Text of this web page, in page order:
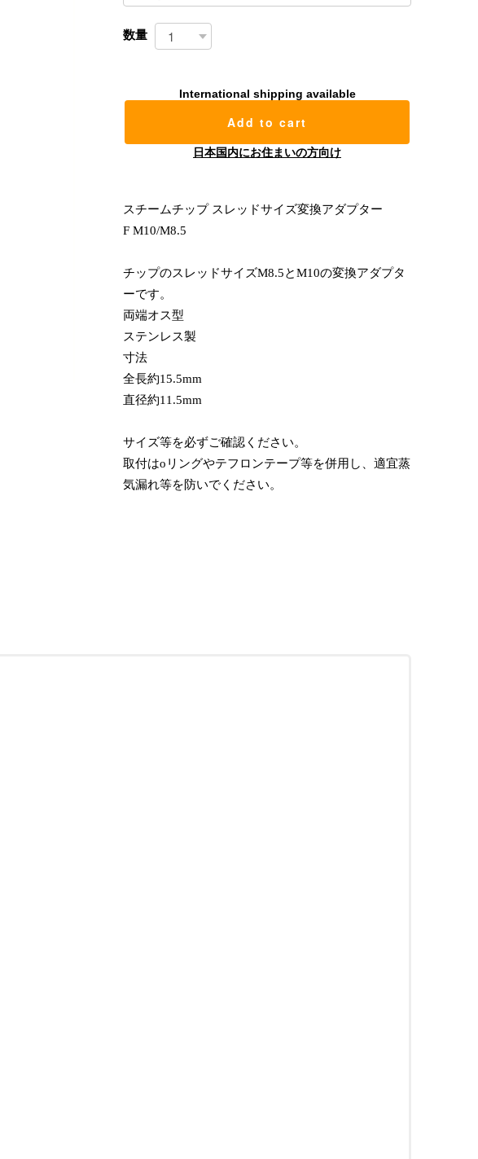
数量
International shipping available
Add to cart
日本国内にお住まいの方向け
スチームチップ スレッドサイズ変換アダプター
F M10/M8.5
チップのスレッドサイズM8.5とM10の変換アダプタ
ーです。
両端オス型
ステンレス製
寸法
全長約15.5mm
直径約11.5mm
サイズ等を必ずご確認ください。
取付はoリングやテフロンテープ等を併用し、適宜蒸
気漏れ等を防いでください。